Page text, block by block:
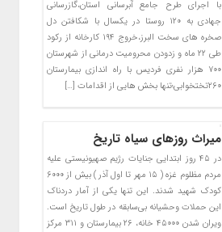
با اجرای طرح جامع آبرسانی استان،گازرسانی
جهادی به ۱۲۰ روستا در یکسال با شکافتن دل
صخره های سخت البرز،خروج ۱۹۴ کارخانه از رکود
طی ۲۲ ماه و زدودن محرومیت درمانی از شهرستان
۷۰۰ هزار نفری فردیس با راه اندازی بیمارستان
۲۶۰تختخوابی؛تنها بخش هایی از اقدامات […]
میراث روزهای سیاه تاریخ
در ۴۵ روز ابتدایی جنایات رژیم صهیونیستی علیه
مردم مظلوم غزه ( ۱۵ مهر تا اول آذر ) بیش از ۶۰۰۰
کودک شهید شدند. این تنها یکی از آمار دردناک
این حملات وحشیانه بی‌سابقه در طول تاریخ است.
ویران شدن ۴۵۰۰۰ خانه، ۲۶ بیمارستان و ۳۱۱ مرکز